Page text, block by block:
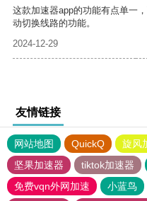
这款加速器app的功能有点单一
动切换线路的功能。
2024-12-29
友情链接
网站地图 QuickQ 旋风
坚果加速器
tiktok加速器
免费vqn外网加速
小蓝鸟